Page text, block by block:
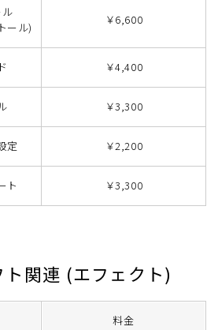
ール)
￥6,600
￥4,400
￥3,300
定 ￥2,200
ト ￥3,300
関連 (エフェクト)
料金